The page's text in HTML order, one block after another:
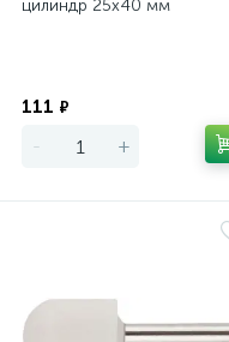
цилиндр 25х40 мм
111 ₽
- +